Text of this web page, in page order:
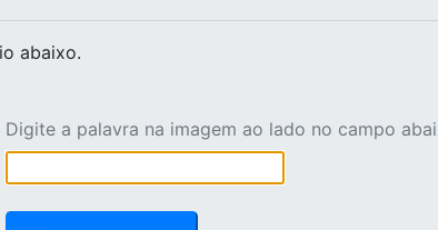
abaixo.
Digite a palavra na imagem ao lado no campo